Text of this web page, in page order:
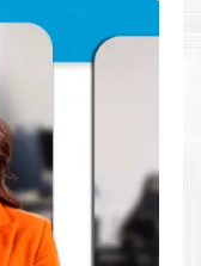
Cian para
M476 en
mejor manera de
impresora Hp